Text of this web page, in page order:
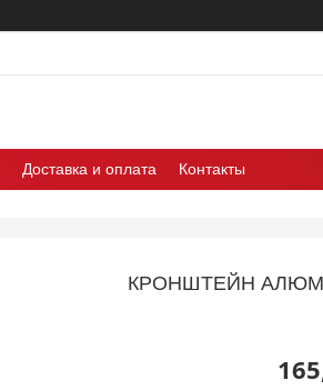
Доставка и оплата Контакты
КРОНШТЕЙН